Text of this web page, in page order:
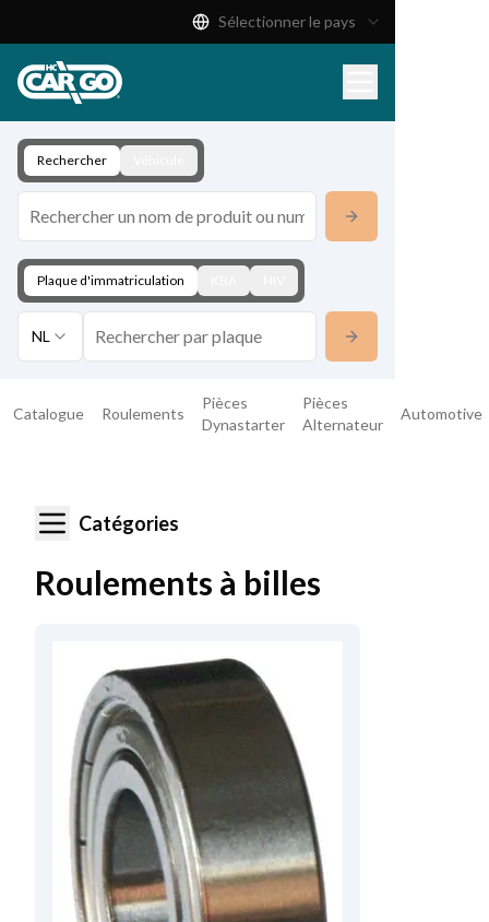
Télécharger
Contact
Sélectionner le pays
Rechercher
Plaque d'immatriculation
NL
Catalogue Roulements
Pièces
Dynastarter
Pièces
Alternateur
Automotive
Catégories
Roulements à billes